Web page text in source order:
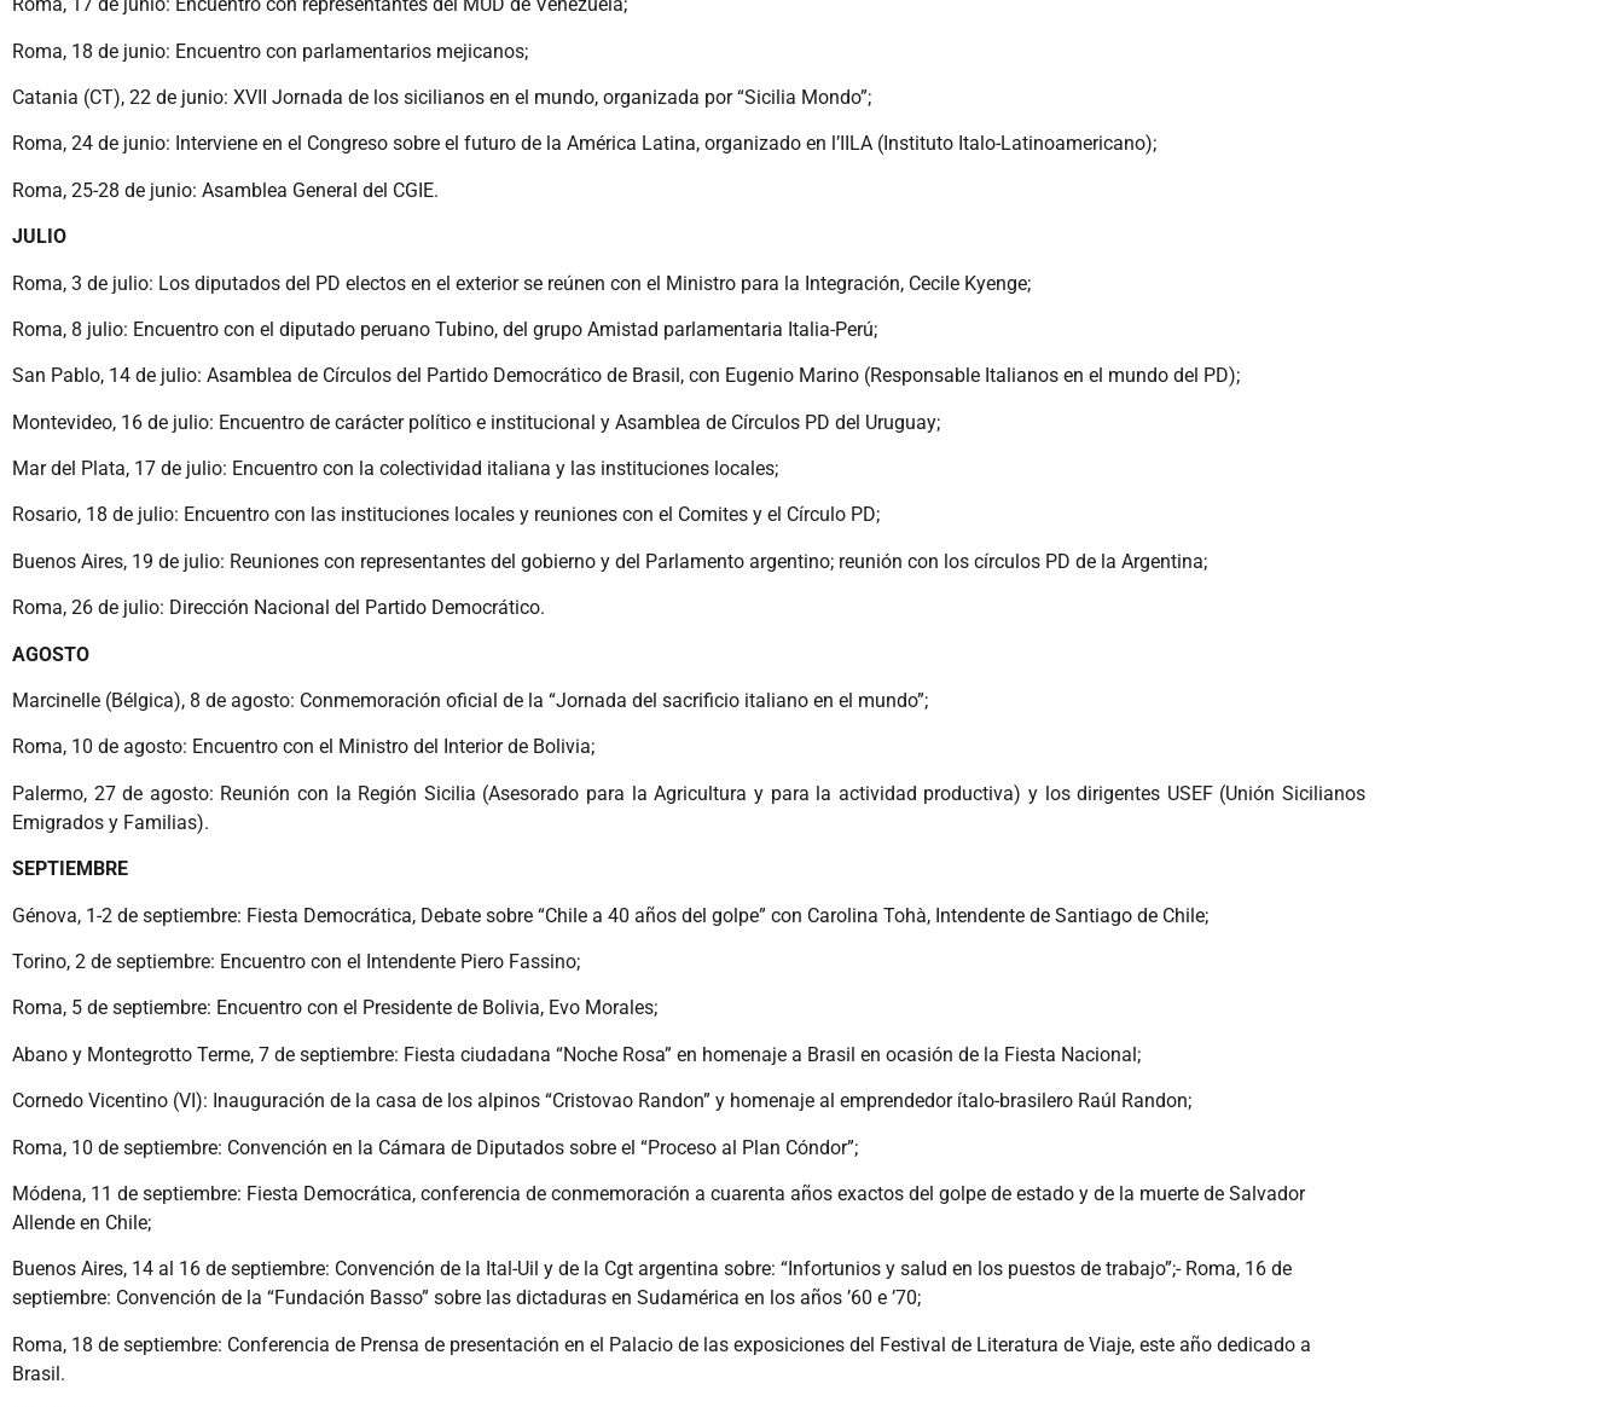
Roma, 18 de junio: Encuentro con parlamentarios mejicanos;
Catania (CT), 22 de junio: XVII Jornada de los sicilianos en el mundo, organizada por “Sicilia Mondo”;
Roma, 24 de junio: Interviene en el Congreso sobre el futuro de la América Latina, organizado en l’IILA (Instituto Italo-Latinoamericano);
Roma, 25-28 de junio: Asamblea General del CGIE.
JULIO
Roma, 3 de julio: Los diputados del PD electos en el exterior se reúnen con el Ministro para la Integración, Cecile Kyenge;
Roma, 8 julio: Encuentro con el diputado peruano Tubino, del grupo Amistad parlamentaria Italia-Perú;
San Pablo, 14 de julio: Asamblea de Círculos del Partido Democrático de Brasil, con Eugenio Marino (Responsable Italianos en el mundo del PD);
Montevideo, 16 de julio: Encuentro de carácter político e institucional y Asamblea de Círculos PD del Uruguay;
Mar del Plata, 17 de julio: Encuentro con la colectividad italiana y las instituciones locales;
Rosario, 18 de julio: Encuentro con las instituciones locales y reuniones con el Comites y el Círculo PD;
Buenos Aires, 19 de julio: Reuniones con representantes del gobierno y del Parlamento argentino; reunión con los círculos PD de la Argentina;
Roma, 26 de julio: Dirección Nacional del Partido Democrático.
AGOSTO
Marcinelle (Bélgica), 8 de agosto: Conmemoración oficial de la “Jornada del sacrificio italiano en el mundo”;
Roma, 10 de agosto: Encuentro con el Ministro del Interior de Bolivia;
Palermo, 27 de agosto: Reunión con la Región Sicilia (Asesorado para la Agricultura y para la actividad productiva) y los dirigentes USEF (Unión Sicilianos
Emigrados y Familias).
SEPTIEMBRE
Génova, 1-2 de septiembre: Fiesta Democrática, Debate sobre “Chile a 40 años del golpe” con Carolina Tohà, Intendente de Santiago de Chile;
Torino, 2 de septiembre: Encuentro con el Intendente Piero Fassino;
Roma, 5 de septiembre: Encuentro con el Presidente de Bolivia, Evo Morales;
Abano y Montegrotto Terme, 7 de septiembre: Fiesta ciudadana “Noche Rosa” en homenaje a Brasil en ocasión de la Fiesta Nacional;
Cornedo Vicentino (VI): Inauguración de la casa de los alpinos “Cristovao Randon” y homenaje al emprendedor ítalo-brasilero Raúl Randon;
Roma, 10 de septiembre: Convención en la Cámara de Diputados sobre el “Proceso al Plan Cóndor”;
Módena, 11 de septiembre: Fiesta Democrática, conferencia de conmemoración a cuarenta años exactos del golpe de estado y de la muerte de Salvador
Allende en Chile;
Buenos Aires, 14 al 16 de septiembre: Convención de la Ital-Uil y de la Cgt argentina sobre: “Infortunios y salud en los puestos de trabajo”;- Roma, 16 de
septiembre: Convención de la “Fundación Basso” sobre las dictaduras en Sudamérica en los años ’60 e ’70;
Roma, 18 de septiembre: Conferencia de Prensa de presentación en el Palacio de las exposiciones del Festival de Literatura de Viaje, este año dedicado a
Brasil.